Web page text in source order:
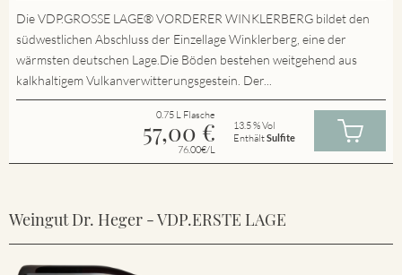
Die VDP.GROSSE LAGE® VORDERER WINKLERBERG bildet den
südwestlichen Abschluss der Einzellage Winklerberg, eine der
wärmsten deutschen Lage.Die Böden bestehen weitgehend aus
kalkhaltigem Vulkanverwitterungsgestein. Der...
0.75 L Flasche
57,00 €
76.00€/L
13.5 % Vol
EnthältSulfite
Weingut Dr. Heger - VDP.ERSTE LAGE